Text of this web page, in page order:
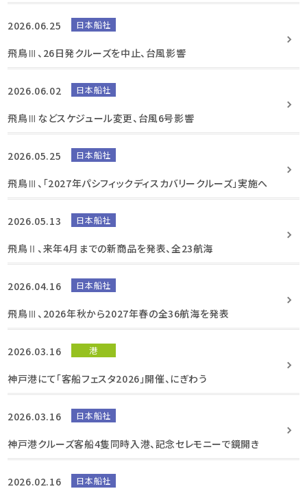
2026.06.25 日本船社
飛鳥Ⅲ、26日発クルーズを中止、台風影響
2026.06.02 日本船社
飛鳥Ⅲなどスケジュール変更、台風6号影響
2026.05.25 日本船社
飛鳥Ⅲ、「2027年パシフィックディスカバリークルーズ」実施へ
2026.05.13 日本船社
飛鳥Ⅱ、来年4月までの新商品を発表、全23航海
2026.04.16 日本船社
飛鳥Ⅲ、2026年秋から2027年春の全36航海を発表
2026.03.16 港
神戸港にて「客船フェスタ2026」開催、にぎわう
2026.03.16 日本船社
神戸港クルーズ客船4隻同時入港、記念セレモニーで鏡開き
2026.02.16 日本船社